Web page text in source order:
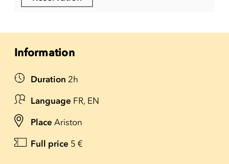
Information
Duration 2h
Language FR, EN
Place Ariston
Full price 5 €